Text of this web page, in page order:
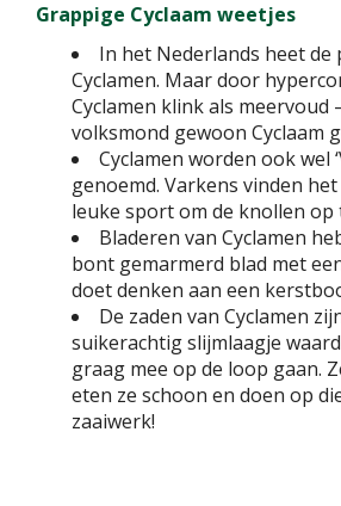
Grappige Cyclaam weetjes
In het Nederlands heet de
Cyclamen. Maar door
Cyclamen klink als meervoud
volksmond gewoon Cyclaam
Cyclamen worden ook wel
genoemd. Varkens vinden
leuke sport om de knollen op
Bladeren van Cyclamen
bont gemarmerd blad met
doet denken aan een
De zaden van Cyclamen
suikerachtig slijmlaagje
graag mee op de loop gaan.
eten ze schoon en doen op
zaaiwerk!